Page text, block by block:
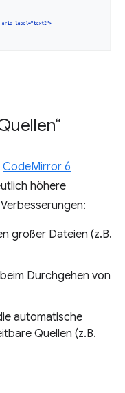
CodeMirror 6
höhere
großer Dateien (z.B.
Durchgehen von
automatische
Quellen (z.B.